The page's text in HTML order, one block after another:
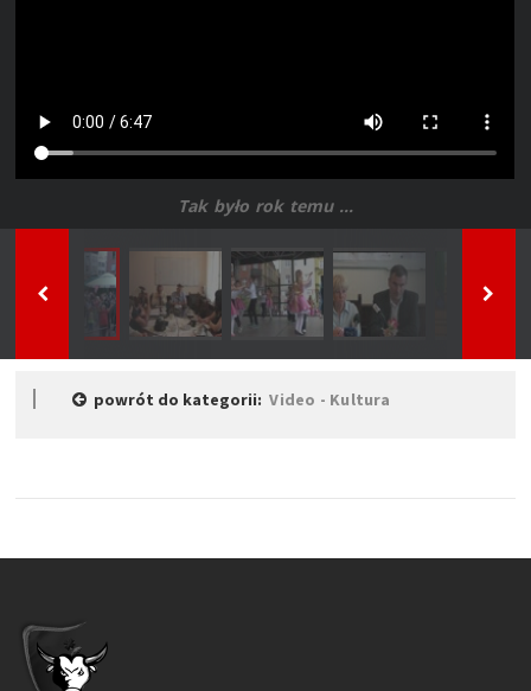
Tak było rok temu ...
powrót do kategorii:Video - Kultura